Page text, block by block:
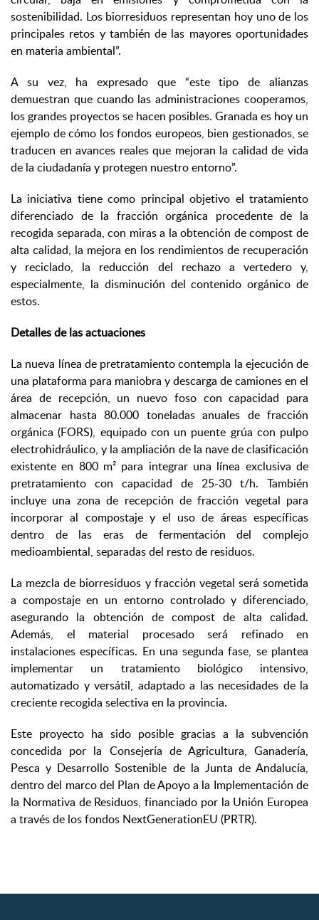
sostenibilidad. Los biorresiduos representan hoy uno de los
principales retos y también de las mayores oportunidades
en materia ambiental”.
A su vez, ha expresado que “este tipo de alianzas
demuestran que cuando las administraciones cooperamos,
los grandes proyectos se hacen posibles. Granada es hoy un
ejemplo de cómo los fondos europeos, bien gestionados, se
traducen en avances reales que mejoran la calidad de vida
de la ciudadanía y protegen nuestro entorno”.
La iniciativa tiene como principal objetivo el tratamiento
diferenciado de la fracción orgánica procedente de la
recogida separada, con miras a la obtención de compost de
alta calidad, la mejora en los rendimientos de recuperación
y reciclado, la reducción del rechazo a vertedero y,
especialmente, la disminución del contenido orgánico de
estos.
Detalles de las actuaciones
La nueva línea de pretratamiento contempla la ejecución de
una plataforma para maniobra y descarga de camiones en el
área de recepción, un nuevo foso con capacidad para
almacenar hasta 80.000 toneladas anuales de fracción
orgánica (FORS), equipado con un puente grúa con pulpo
electrohidráulico, y la ampliación de la nave de clasificación
existente en 800 m² para integrar una línea exclusiva de
pretratamiento con capacidad de 25-30 t/h. También
incluye una zona de recepción de fracción vegetal para
incorporar al compostaje y el uso de áreas específicas
dentro de las eras de fermentación del complejo
medioambiental, separadas del resto de residuos.
La mezcla de biorresiduos y fracción vegetal será sometida
a compostaje en un entorno controlado y diferenciado,
asegurando la obtención de compost de alta calidad.
Además, el material procesado será refinado en
instalaciones específicas. En una segunda fase, se plantea
implementar un tratamiento biológico intensivo,
automatizado y versátil, adaptado a las necesidades de la
creciente recogida selectiva en la provincia.
Este proyecto ha sido posible gracias a la subvención
concedida por la Consejería de Agricultura, Ganadería,
Pesca y Desarrollo Sostenible de la Junta de Andalucía,
dentro del marco del Plan de Apoyo a la Implementación de
la Normativa de Residuos, financiado por la Unión Europea
a través de los fondos NextGenerationEU (PRTR).